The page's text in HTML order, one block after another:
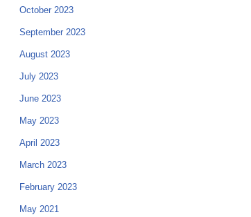
October 2023
September 2023
August 2023
July 2023
June 2023
May 2023
April 2023
March 2023
February 2023
May 2021